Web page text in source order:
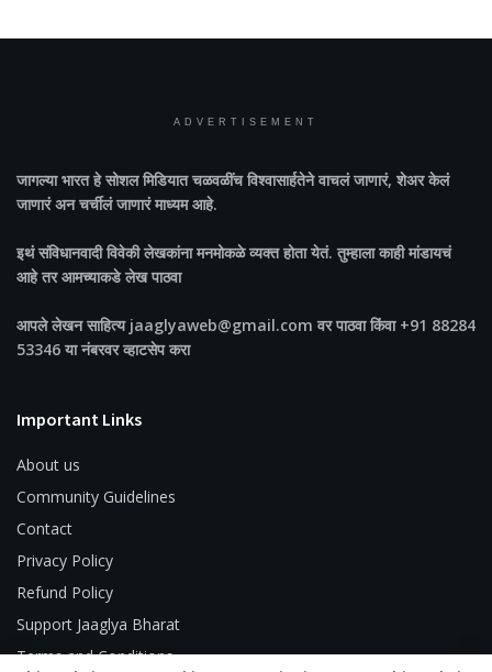
ADVERTISEMENT
जागल्या भारतहे सोशल मिडियात चळवळींच विश्वासार्हतेने वाचलं जाणारं, शेअर केलं
जाणारं अन चर्चीलं जाणारं माध्यम आहे.
इथं संविधानवादी विवेकी लेखकांना मनमोकळे व्यक्त होता येतं. तुम्हाला काही मांडायचं
आहे तर आमच्याकडे लेख पाठवा
आपले लेखन साहित्य jaaglyaweb@gmail.com वर पाठवा किंवा +91 88284
53346 या नंबरवर व्हाटसेप करा
Important Links
About us
Community Guidelines
Contact
Privacy Policy
Refund Policy
Support Jaaglya Bharat
Terms and Conditions